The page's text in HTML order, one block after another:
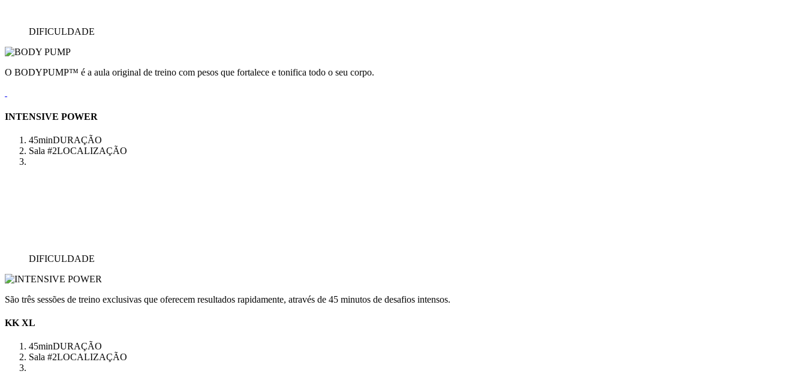
DIFICULDADE
O BODYPUMP™ é a aula original de treino com pesos que fortalece e tonifica todo o seu corpo.
INTENSIVE POWER
45minDURAÇÃO
Sala #2LOCALIZAÇÃO
DIFICULDADE
São três sessões de treino exclusivas que oferecem resultados rapidamente, através de 45 minutos de desafios intensos.
KK XL
45minDURAÇÃO
Sala #2LOCALIZAÇÃO